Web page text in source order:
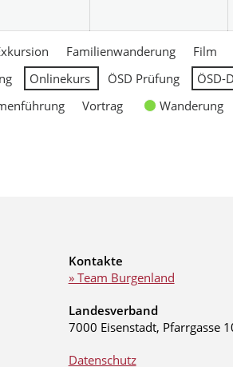
Familienwanderung Film
Onlinekurs ÖSD Prüfung ÖSD-
Vortrag Wanderung
Kontakte
» Team Burgenland
Landesverband
7000 Eisenstadt, Pfarrgasse
Datenschutz